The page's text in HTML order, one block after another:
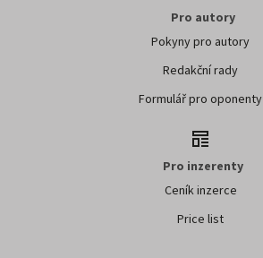
Pro autory
Pokyny pro autory
Redakční rady
Formulář pro oponenty
Pro inzerenty
Ceník inzerce
Price list